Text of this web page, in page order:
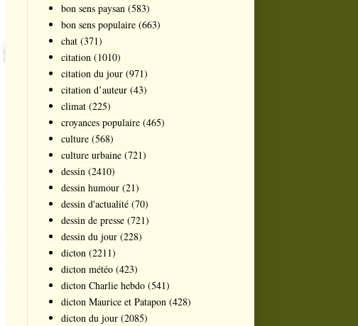
bon sens paysan (583)
bon sens populaire (663)
chat (371)
citation (1010)
citation du jour (971)
citation d’auteur (43)
climat (225)
croyances populaire (465)
culture (568)
culture urbaine (721)
dessin (2410)
dessin humour (21)
dessin d'actualité (70)
dessin de presse (721)
dessin du jour (228)
dicton (2211)
dicton météo (423)
dicton Charlie hebdo (541)
dicton Maurice et Patapon (428)
dicton du jour (2085)